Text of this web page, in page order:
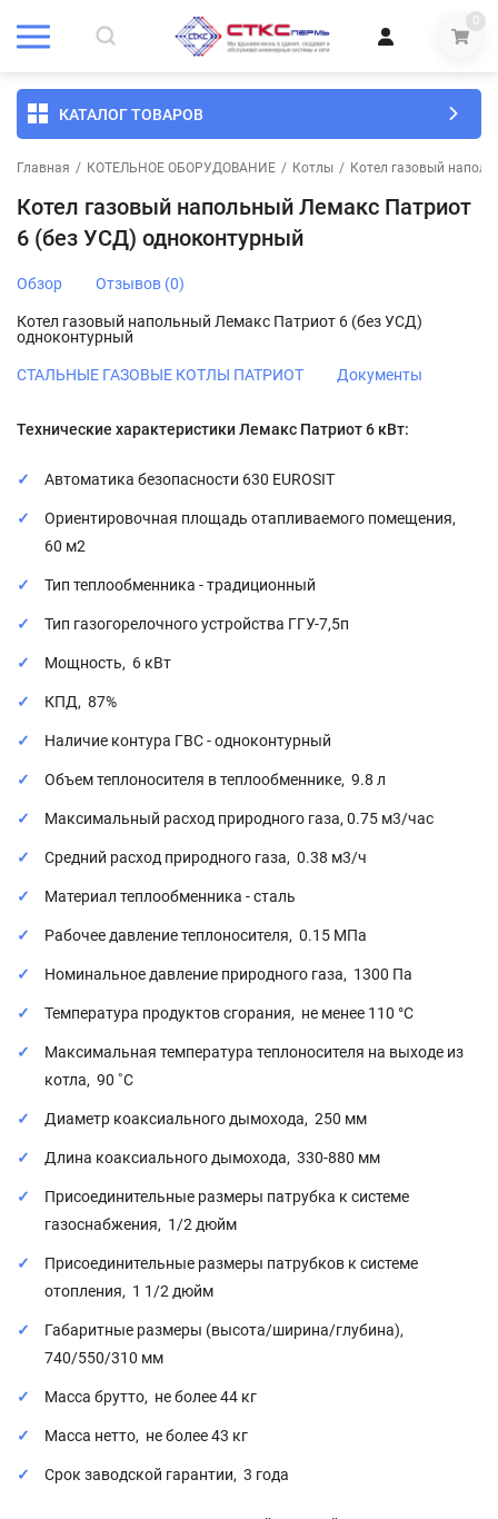
0
КАТАЛОГ ТОВАРОВ
Главная / КОТЕЛЬНОЕ ОБОРУДОВАНИЕ / Котлы / Котел газовый
Котел газовый напольный Лемакс Патриот
6 (без УСД) одноконтурный
Обзор Отзывов (0)
Котел газовый напольный Лемакс Патриот 6 (без УСД)
одноконтурный
СТАЛЬНЫЕ ГАЗОВЫЕ КОТЛЫ ПАТРИОТ Документы
Технические характеристики Лемакс Патриот 6 кВт:
Автоматика безопасности 630 EUROSIT
Ориентировочная площадь отапливаемого помещения,
60 м2
Тип теплообменника - традиционный
Тип газогорелочного устройства ГГУ-7,5п
Мощность, 6 кВт
КПД, 87%
Наличие контура ГВС - одноконтурный
Объем теплоносителя в теплообменнике, 9.8 л
Максимальный расход природного газа, 0.75 м3/час
Средний расход природного газа, 0.38 м3/ч
Материал теплообменника - сталь
Рабочее давление теплоносителя, 0.15 МПа
Номинальное давление природного газа, 1300 Па
Температура продуктов сгорания, не менее 110 °С
Максимальная температура теплоносителя на выходе из
котла, 90 ˚С
Диаметр коаксиального дымохода, 250 мм
Длина коаксиального дымохода, 330-880 мм
Присоединительные размеры патрубка к системе
газоснабжения, 1/2 дюйм
Присоединительные размеры патрубков к системе
отопления, 1 1/2 дюйм
Габаритные размеры (высота/ширина/глубина),
740/550/310 мм
Масса брутто, не более 44 кг
Масса нетто, не более 43 кг
Срок заводской гарантии, 3 года